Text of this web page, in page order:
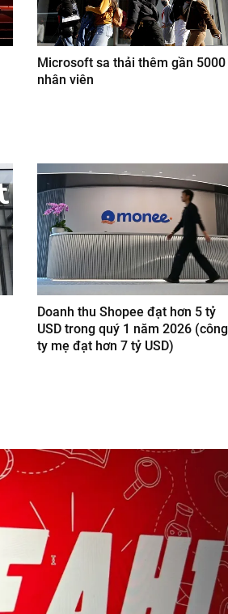
Microsoft sa thải thêm gần 5000
nhân viên
Doanh thu Shopee đạt hơn 5 tỷ
USD trong quý 1 năm 2026 (công
ty mẹ đạt hơn 7 tỷ USD)